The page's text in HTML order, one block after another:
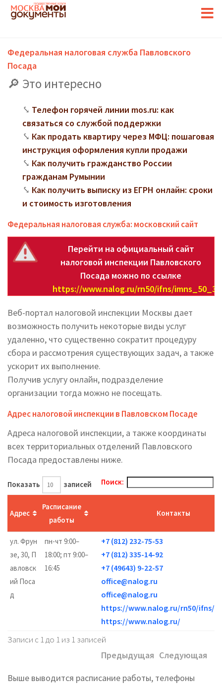
Федеральная налоговая служба Павловского
Посада
Это интересно
Телефон горячей линии mos.ru: как
связаться со службой поддержки
Как продать квартиру через МФЦ: пошаговая
инструкция оформления купли продажи
Как получить гражданство России
гражданам Румынии
Как получить выписку из ЕГРН онлайн: сроки
и стоимость изготовления
Федеральная налоговая служба: московский сайт
Перейти на официальный сайт
налоговой инспекции Павловского
Посада можно по ссылке
https://www.nalog.ru/rn50/ifns/
Веб-портал налоговой инспекции Москвы дает
возможность получить некоторые виды услуг
удаленно, что существенно сократит процедуру
сбора и рассмотрения существующих задач, а также
ускорит их выполнение.
Получив услугу онлайн, подразделение
организации тогда можно не посещать.
Адрес налоговой инспекции в Павловском Посаде
Адреса налоговой инспекции, а также координаты
всех территориальных отделений Павловского
Посада предоставлены ниже.
Показать записей Поиск:
Адрес
Расписание
работы
Контакты
ул. Фрун
зе, 30, П
авловск
ий Поса
д
пн-чт 9:00–
18:00; пт 9:00–
16:45
+7 (812) 232-75-53
+7 (812) 335-14-92
+7 (49643) 9-22-57
office@nalog.ru
office@nalog.ru
https://www.nalog.ru/rn50/ifns/
https://www.nalog.ru/
Записи с 1 до 1 из 1 записей
Предыдущая Следующая
Выше выводится расписание работы, телефоны